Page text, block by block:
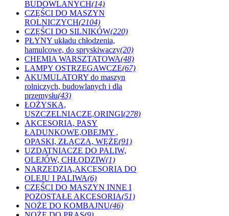
BUDOWLANYCH(14)
CZĘŚCI DO MASZYN
ROLNICZYCH(2104)
CZĘŚCI DO SILNIKÓW(220)
PŁYNY układu chłodzenia,
hamulcowe, do spryskiwaczy(20)
CHEMIA WARSZTATOWA(48)
LAMPY OSTRZEGAWCZE(67)
AKUMULATORY do maszyn
rolniczych, budowlanych i dla
przemysłu(43)
ŁOŻYSKA,
USZCZELNIACZE,ORINGI(278)
AKCESORIA, PASY
ŁADUNKOWE,OBEJMY ,
OPASKI, ZŁĄCZA, WĘŻE(91)
UZDATNIACZE DO PALIW,
OLEJÓW, CHŁODZIW(1)
NARZEDZIA,AKCESORIA DO
OLEJU I PALIWA(6)
CZĘŚCI DO MASZYN INNE I
POZOSTAŁE AKCESORIA(51)
NOŻE DO KOMBAJNU(46)